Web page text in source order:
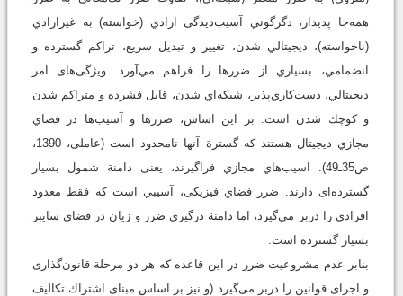
همه‌جا پديدار، دگرگوني آسیب‌دیدگی ارادي (خواسته) به غيرارادي
(ناخواسته)، ديجيتالي ‌شدن، تغيير و تبديل سريع، تراكم گسترده و
انضمامي، بسياري از ضررها را فراهم مي‌آورد. ویژگی‌های امر
ديجيتالي، دست‌كاري‌پذير، شبكه‌اي ‌شدن، قابل فشرده و متراكم‌ شدن
و كوچك ‌شدن است. بر اين اساس، ضررها و آسيب‌ها در فضاي
مجازي ديجيتال هستند كه گسترة آنها نامحدود است (عاملی، 1390،
ص35ـ49). آسيب‌هاي مجازي فراگيرند، یعنی دامنة شمول بسيار
گسترده‌ای دارند. ضرر فضاي فیزیکی، آسيبي است كه فقط معدود
افرادی را دربر می‌گیرد، اما دامنة درگيري ضرر و زيان در فضاي سایبر
بسيار گسترده است.
بنابر عدم مشروعیت ضرر در این قاعده که هر دو مرحلة قانون‌گذاری
و اجرای قوانین را دربر می‌گیرد (و نیز بر اساس مبنای اشتراك‌ تكاليف